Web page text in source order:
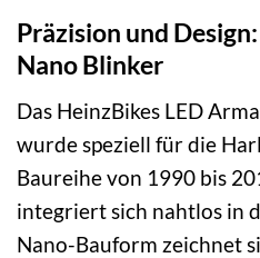
Präzision und
Nano Blinker
Das HeinzBikes LED
wurde speziell für die
Baureihe von 1990 bis
integriert sich nahtlos in
Nano-Bauform zeichnet